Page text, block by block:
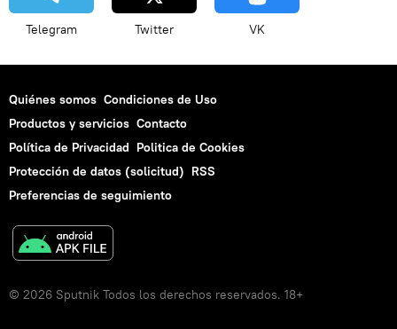
Telegram Twitter VK
Quiénes somos Condiciones de Uso
Productos y servicios Contacto
Política de Privacidad Politica de Cookies
Protección de datos (solicitud) RSS
Preferencias de seguimiento
© 2026 Sputnik Todos los derechos reservados. 18+